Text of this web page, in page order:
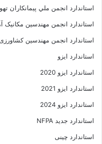
استاندارد انجمن ملي پيمانکاران
استاندارد انجمن مهندسين مکانيک
استاندارد انجمن مهندسین
استاندارد ایزو
استاندارد ایزو 2020
استاندارد ایزو 2021
استاندارد ایزو 2024
استاندارد جدید NFPA
استاندارد چینی